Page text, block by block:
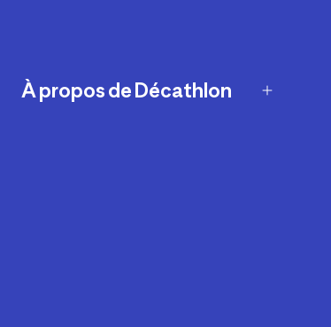
À propos de Décathlon